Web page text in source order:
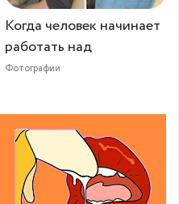
Когда человек начинает
работать над
Фотографии